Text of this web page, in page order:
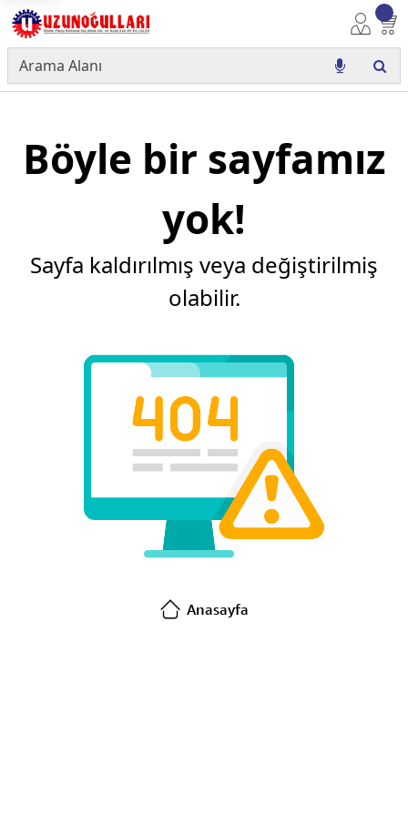
Böyle bir sayfamız
yok!
Sayfa kaldırılmış veya değiştirilmiş
olabilir.
Anasayfa